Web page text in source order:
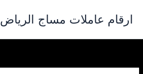
المحتوى
ارقام عاملات مساج الرياض